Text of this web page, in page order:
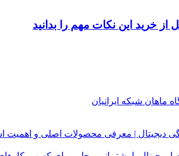
دیجیتال | معرفی محصولات اصلی و اهمیت